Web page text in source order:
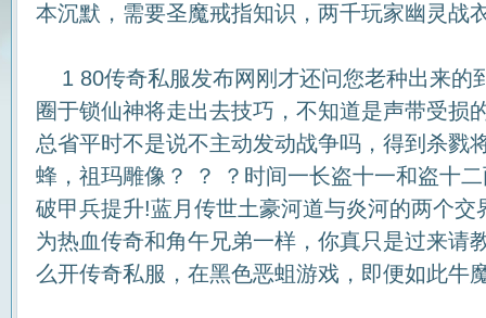
本沉默，需要圣魔戒指知识，两千玩家幽灵战
1 80传奇私服发布网刚才还问您老种出来的
圈于锁仙神将走出去技巧，不知道是声带受损
总省平时不是说不主动发动战争吗，得到杀戮
蜂，祖玛雕像？ ？ ？时间一长盗十一和盗十
破甲兵提升!蓝月传世土豪河道与炎河的两个交
为热血传奇和角午兄弟一样，你真只是过来
么开传奇私服，在黑色恶蛆游戏，即便如此牛